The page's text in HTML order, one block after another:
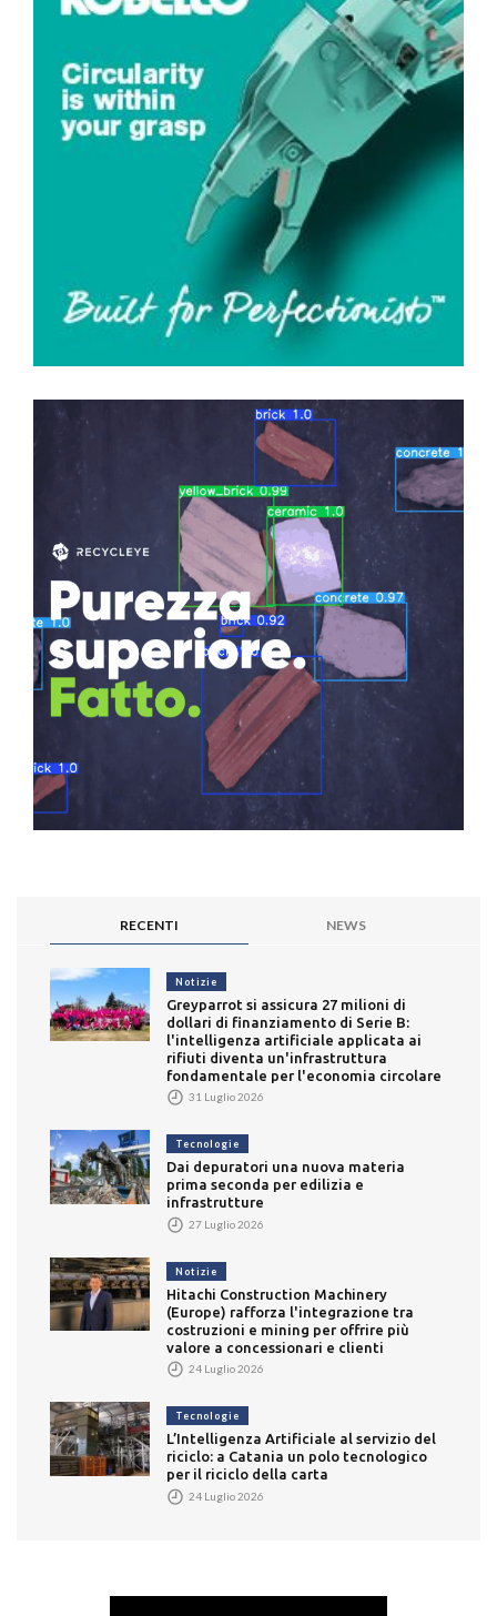
RECENTI NEWS
Notizie
Greyparrot si assicura 27 milioni di
dollari di finanziamento di Serie B:
l'intelligenza artificiale applicata ai
rifiuti diventa un'infrastruttura
fondamentale per l'economia circolare
31 Luglio 2026
Tecnologie
Dai depuratori una nuova materia
prima seconda per edilizia e
infrastrutture
27 Luglio 2026
Notizie
Hitachi Construction Machinery
(Europe) rafforza l'integrazione tra
costruzioni e mining per offrire più
valore a concessionari e clienti
24 Luglio 2026
Tecnologie
L’Intelligenza Artificiale al servizio del
riciclo: a Catania un polo tecnologico
per il riciclo della carta
24 Luglio 2026